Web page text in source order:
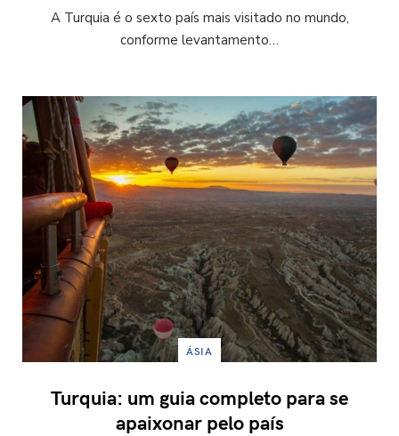
A Turquia é o sexto país mais visitado no mundo,
conforme levantamento…
ÁSIA
Turquia: um guia completo para se
apaixonar pelo país